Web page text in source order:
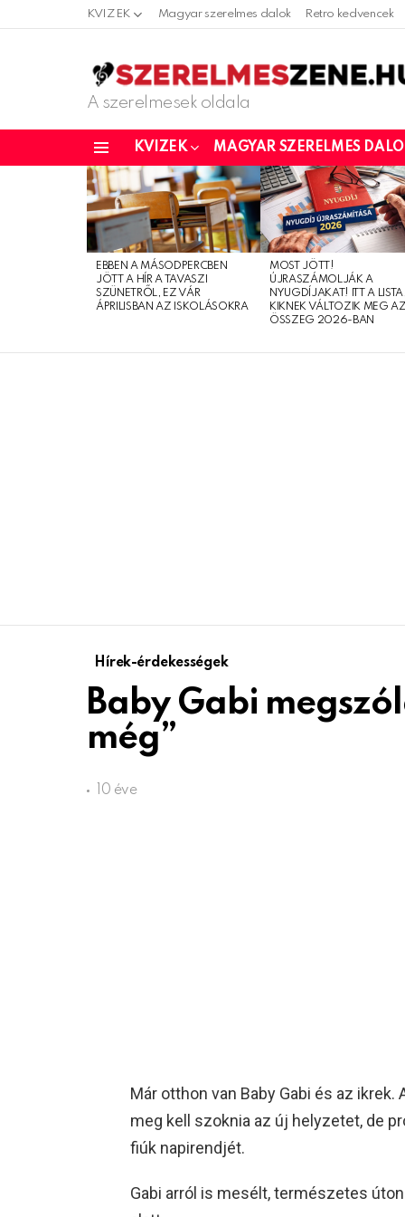
KVIZEK Magyar szerelmes dalok Retro kedvencek
A szerelmesek oldala
KVIZEK MAGYAR SZERELMES
LATEST
STORIES
EBBEN A MÁSODPERCBEN
JÖTT A HÍR A TAVASZI
SZÜNETRŐL, EZ VÁR
ÁPRILISBAN AZ ISKOLÁSOKRA
MOST JÖTT!
ÚJRASZÁMOLJÁK A
NYUGDÍJAKAT! ITT A LISTA,
KIKNEK VÁLTOZIK MEG AZ
ÖSSZEG 2026-BAN
Hírek-érdekességek
Baby Gabi
még”
10 éve
Már otthon van Baby Gabi és az
meg kell szoknia az új helyzetet, de
fiúk napirendjét.
Gabi arról is mesélt, természetes